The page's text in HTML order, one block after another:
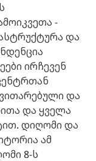
-
და
ირჩევენ
და
და ყველა
დიღომი და
ამ
8-ს